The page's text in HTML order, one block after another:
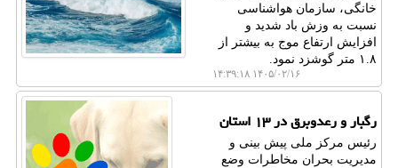
خانگی، سازمان هواشناسی
نسبت به وزش باد شدید و
افزایش ارتفاع موج به بیشتر از
۱.۸ متر گوشزد نمود.
۱۴۰۵/۰۲/۱۶ ۱۴:۳۹:۱۸
رگبار و رعدوبرق در ۱۳ استان
رئیس مرکز ملی پیش بینی و
مدیریت بحران مخاطرات وضع